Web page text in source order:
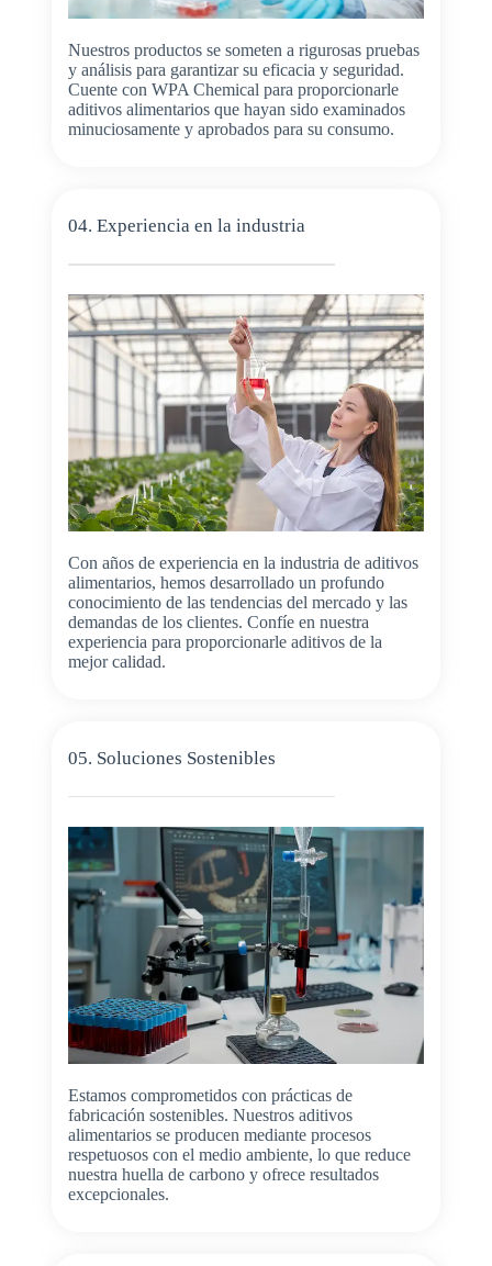
Nuestros productos se someten a rigurosas pruebas
y análisis para garantizar su eficacia y seguridad.
Cuente con WPA Chemical para proporcionarle
aditivos alimentarios que hayan sido examinados
minuciosamente y aprobados para su consumo.
04. Experiencia en la industria
Con años de experiencia en la industria de aditivos
alimentarios, hemos desarrollado un profundo
conocimiento de las tendencias del mercado y las
demandas de los clientes. Confíe en nuestra
experiencia para proporcionarle aditivos de la
mejor calidad.
05. Soluciones Sostenibles
Estamos comprometidos con prácticas de
fabricación sostenibles. Nuestros aditivos
alimentarios se producen mediante procesos
respetuosos con el medio ambiente, lo que reduce
nuestra huella de carbono y ofrece resultados
excepcionales.